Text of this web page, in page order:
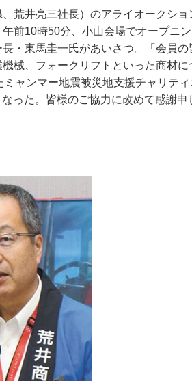
荒井亮三社長）のアライオークシ
前10時50分、小山会場でオープニ
・東馬圭一氏があいさつ。「会員
械、フォークリフトといった商材
ミャンマー地震被災地支援チャリテ
った。皆様のご協力に改めて感謝申